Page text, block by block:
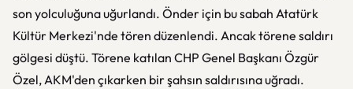
son yolculuğuna uğurlandı. Önder için bu sabah Atatürk
Kültür Merkezi'nde tören düzenlendi. Ancak törene saldırı
gölgesi düştü. Törene katılan CHP Genel Başkanı Özgür
Özel, AKM'den çıkarken bir şahsın saldırısına uğradı.